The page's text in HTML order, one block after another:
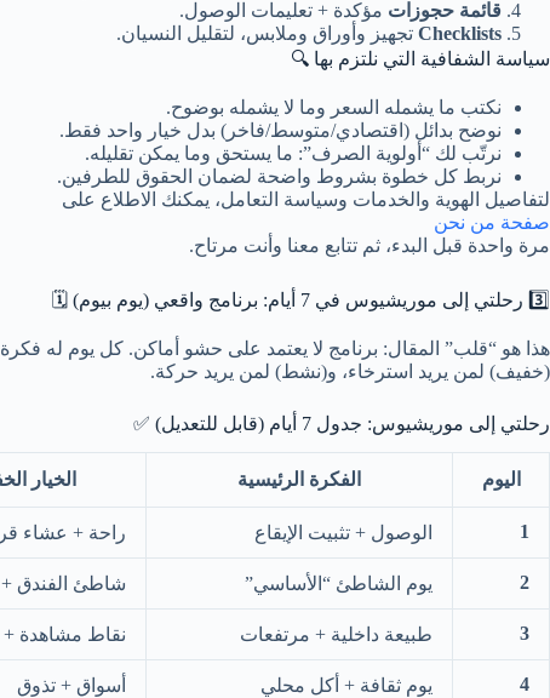
قائمة حجوزات مؤكدة + تعليمات الوصول.
Checklists تجهيز وأوراق وملابس، لتقليل النسيان.
سياسة الشفافية التي نلتزم بها 🔍
نكتب ما يشمله السعر وما لا يشمله بوضوح.
نوضح بدائل (اقتصادي/متوسط/فاخر) بدل خيار واحد فقط.
نرتّب لك “أولوية الصرف”: ما يستحق وما يمكن تقليله.
نربط كل خطوة بشروط واضحة لضمان الحقوق للطرفين.
لتفاصيل الهوية والخدمات وسياسة التعامل، يمكنك الاطلاع على
صفحة من نحن
مرة واحدة قبل البدء، ثم تتابع معنا وأنت مرتاح.
3️⃣ رحلتي إلى موريشيوس في 7 أيام: برنامج واقعي (يوم بيوم) 🗓️
هذا هو “قلب” المقال: برنامج لا يعتمد على حشو أماكن. كل يوم له
(خفيف) لمن يريد استرخاء، و(نشط) لمن يريد حركة.
رحلتي إلى موريشيوس: جدول 7 أيام (قابل للتعديل) ✅
اليوم الفكرة الرئيسية الخيار
1 الوصول + تثبيت الإيقاع راحة + عشاء
2 يوم الشاطئ “الأساسي” شاطئ الفندق +
3 طبيعة داخلية + مرتفعات نقاط مشاهدة +
4 يوم ثقافة + أكل محلي أسواق + تذوق